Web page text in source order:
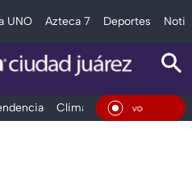
UNO Azteca 7 Deportes
Clima Deportes En